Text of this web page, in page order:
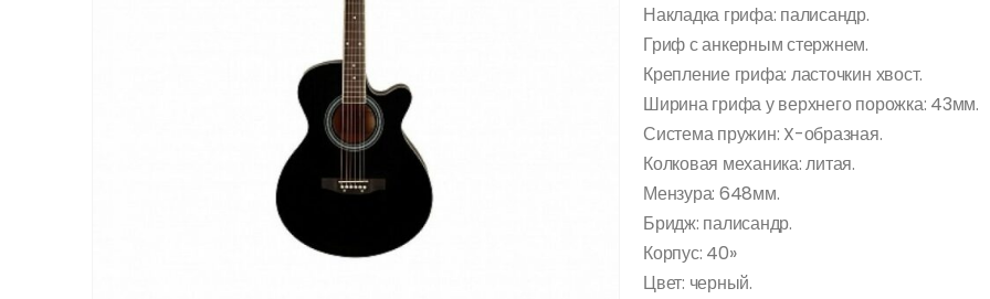
Накладка грифа: палисандр.
Гриф с анкерным стержнем.
Крепление грифа: ласточкин хвост.
Ширина грифа у верхнего порожка: 43мм.
Система пружин: X-образная.
Колковая механика: литая.
Мензура: 648мм.
Бридж: палисандр.
Корпус: 40»
Цвет: черный.